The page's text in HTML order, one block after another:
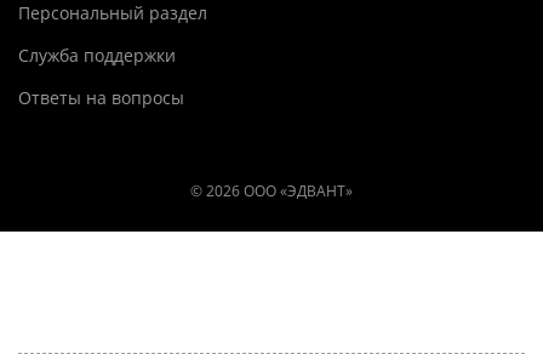
Персональный раздел
Служба поддержки
Ответы на вопросы
© 2026 ООО «ЭДВАНТ»